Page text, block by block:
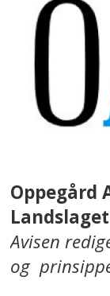
Oppegård
Avisen
og